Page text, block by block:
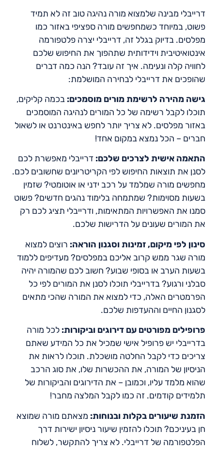
דרייבלי מבינה שלמצוא מורה נהיגה טוב זה לא תמיד
פשוט, במיוחד כשמחפשים מורה ספציפי באזור כמו
מפלסים. בדיוק בגלל זה, דרייבלי יצרה פלטפורמה
אינטואיטיבית וידידותית שתהפוך את החיפוש שלכם
לחוויה קלה ונעימה. איך זה עובד? הנה כמה דברים
שהופכים את דרייבלי לבחירה המושלמת:
גישה מהירה לרשימת מורים מוסמכים: בכמה קליקים,
תוכלו לקבל רשימה של כל המורים לנהיגה המוסמכים
באזור מפלסים. לא צריך יותר לחפש באינטרנט או לשאול
חברים – הכל נמצא במקום אחד!
התאמה אישית לצרכים שלכם: דרייבלי מאפשרת לכם
לסנן את תוצאות החיפוש לפי הקריטריונים שחשובים לכם.
מחפשים מורה שמלמד על רכב ידני או אוטומטי? שזמין
בשעות מסוימות? שמתמחה בלימוד נהגים חדשים? פשוט
סמנו את האפשרויות המתאימות, ודרייבלי תציג לכם רק
את המורים שעונים על הדרישות שלכם.
סינון לפי מיקום, זמינות וסגנון הוראה: רוצים למצוא
מורה שגר ממש קרוב אליכם במפלסים? מעדיפים ללמוד
בשעות הערב או בסופי שבוע? חשוב לכם שהמורה יהיה
סבלני ורגוע? בדרייבלי תוכלו לסנן את המורים לפי כל
הפרמטרים האלה, כדי למצוא את המורה שהכי מתאים
לסגנון החיים וההעדפות שלכם.
פרופילים מפורטים עם דירוגים וביקורות: לכל מורה
בדרייבלי יש פרופיל אישי שמכיל את כל המידע שאתם
צריכים כדי לקבל החלטה מושכלת. תוכלו לראות את
הניסיון של המורה, את ההכשרות שלו, את סוג הרכב
שהוא מלמד עליו, וכמובן – את הדירוגים והביקורות של
תלמידים קודמים. זה כמו לקבל המלצה מחבר!
הזמנת שיעורים בקלות ובנוחות: מצאתם מורה שמוצא
חן בעיניכם? תוכלו להזמין שיעור ניסיון ישירות דרך
הפלטפורמה של דרייבלי. לא צריך להתקשר, לשלוח